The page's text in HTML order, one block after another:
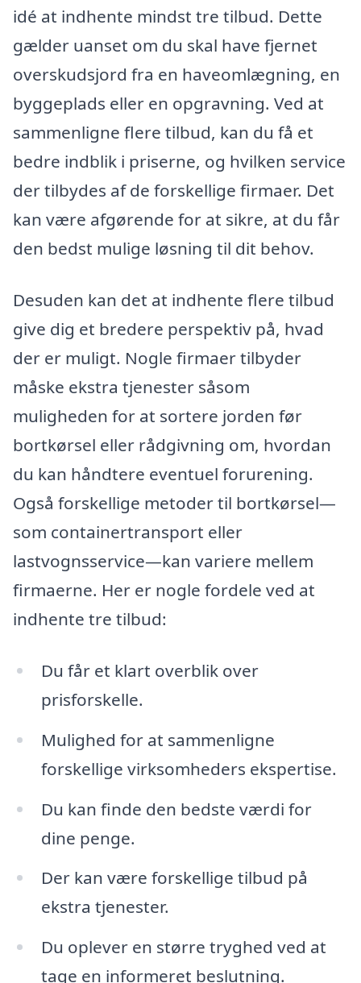
idé at indhente mindst tre tilbud. Dette
gælder uanset om du skal have fjernet
overskudsjord fra en haveomlægning, en
byggeplads eller en opgravning. Ved at
sammenligne flere tilbud, kan du få et
bedre indblik i priserne, og hvilken service
der tilbydes af de forskellige firmaer. Det
kan være afgørende for at sikre, at du får
den bedst mulige løsning til dit behov.
Desuden kan det at indhente flere tilbud
give dig et bredere perspektiv på, hvad
der er muligt. Nogle firmaer tilbyder
måske ekstra tjenester såsom
muligheden for at sortere jorden før
bortkørsel eller rådgivning om, hvordan
du kan håndtere eventuel forurening.
Også forskellige metoder til bortkørsel—
som containertransport eller
lastvognsservice—kan variere mellem
firmaerne. Her er nogle fordele ved at
indhente tre tilbud:
Du får et klart overblik over
prisforskelle.
Mulighed for at sammenligne
forskellige virksomheders ekspertise.
Du kan finde den bedste værdi for
dine penge.
Der kan være forskellige tilbud på
ekstra tjenester.
Du oplever en større tryghed ved at
tage en informeret beslutning.